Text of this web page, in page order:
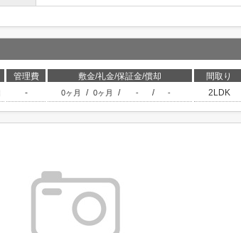
管理費 敷金/礼金/保証金/償却 間取り
- 0ヶ月 / 0ヶ月 / - / - 2LDK